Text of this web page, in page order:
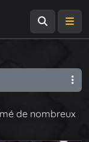
de nombreux